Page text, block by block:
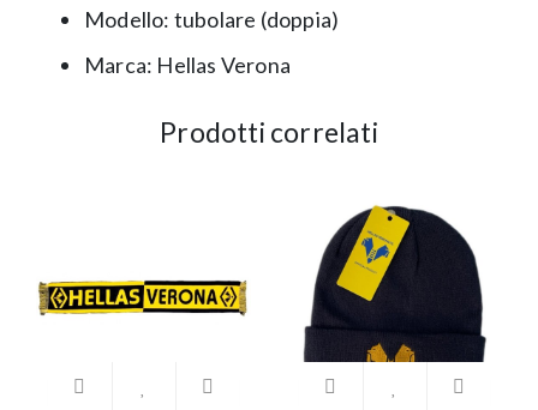
Modello: tubolare (doppia)
Marca: Hellas Verona
Prodotti correlati